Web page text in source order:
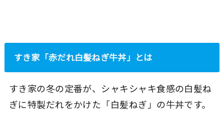
すき家「赤だれ白髪ねぎ牛丼」とは
すき家の冬の定番が、シャキシャキ食感の白髪ね
ぎに特製だれをかけた「白髪ねぎ」の牛丼です。